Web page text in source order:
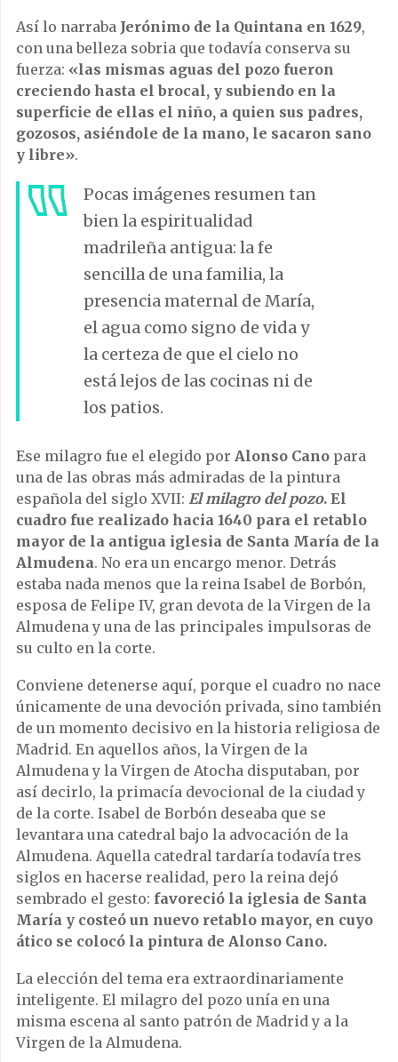
Así lo narraba Jerónimo de la Quintana en 1629,
con una belleza sobria que todavía conserva su
fuerza: «las mismas aguas del pozo fueron
creciendo hasta el brocal, y subiendo en la
superficie de ellas el niño, a quien sus padres,
gozosos, asiéndole de la mano, le sacaron sano
y libre».
Pocas imágenes resumen tan
bien la espiritualidad
madrileña antigua: la fe
sencilla de una familia, la
presencia maternal de María,
el agua como signo de vida y
la certeza de que el cielo no
está lejos de las cocinas ni de
los patios.
Ese milagro fue el elegido por Alonso Cano para
una de las obras más admiradas de la pintura
española del siglo XVII: El milagro del pozo. El
cuadro fue realizado hacia 1640 para el retablo
mayor de la antigua iglesia de Santa María de la
Almudena. No era un encargo menor. Detrás
estaba nada menos que la reina Isabel de Borbón,
esposa de Felipe IV, gran devota de la Virgen de la
Almudena y una de las principales impulsoras de
su culto en la corte.
Conviene detenerse aquí, porque el cuadro no nace
únicamente de una devoción privada, sino también
de un momento decisivo en la historia religiosa de
Madrid. En aquellos años, la Virgen de la
Almudena y la Virgen de Atocha disputaban, por
así decirlo, la primacía devocional de la ciudad y
de la corte. Isabel de Borbón deseaba que se
levantara una catedral bajo la advocación de la
Almudena. Aquella catedral tardaría todavía tres
siglos en hacerse realidad, pero la reina dejó
sembrado el gesto: favoreció la iglesia de Santa
María y costeó un nuevo retablo mayor, en cuyo
ático se colocó la pintura de Alonso Cano.
La elección del tema era extraordinariamente
inteligente. El milagro del pozo unía en una
misma escena al santo patrón de Madrid y a la
Virgen de la Almudena.